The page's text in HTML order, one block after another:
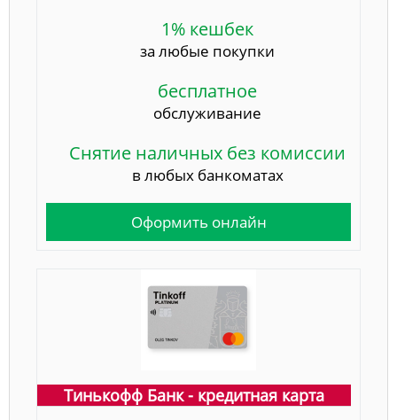
1% кешбек
за любые покупки
бесплатное
обслуживание
Снятие наличных без комиссии
в любых банкоматах
Оформить онлайн
Тинькофф Банк - кредитная карта